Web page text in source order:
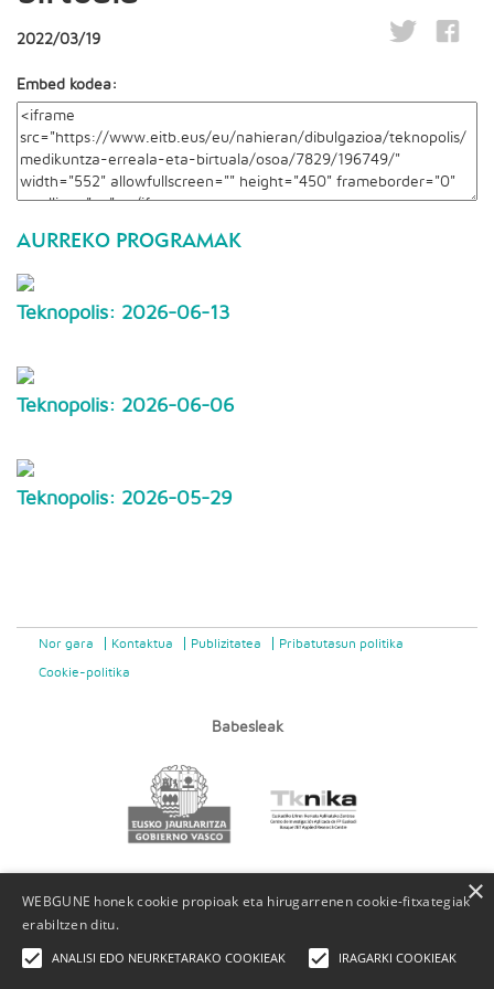
2022/03/19
Embed kodea:
AURREKO PROGRAMAK
Teknopolis: 2026-06-13
Teknopolis: 2026-06-06
Teknopolis: 2026-05-29
Nor gara Kontaktua Publizitatea Pribatutasun politika
Cookie-politika
Babesleak
WEBGUNE honek cookie propioak eta hirugarrenen cookie-fitxategiak
erabiltzen ditu.
ANALISI EDO NEURKETARAKO COOKIEAK IRAGARKI COOKIEAK
×